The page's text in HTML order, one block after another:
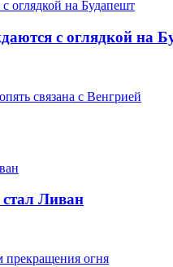
с оглядкой на
связана с Венгрией
Ливан
прекращения огня